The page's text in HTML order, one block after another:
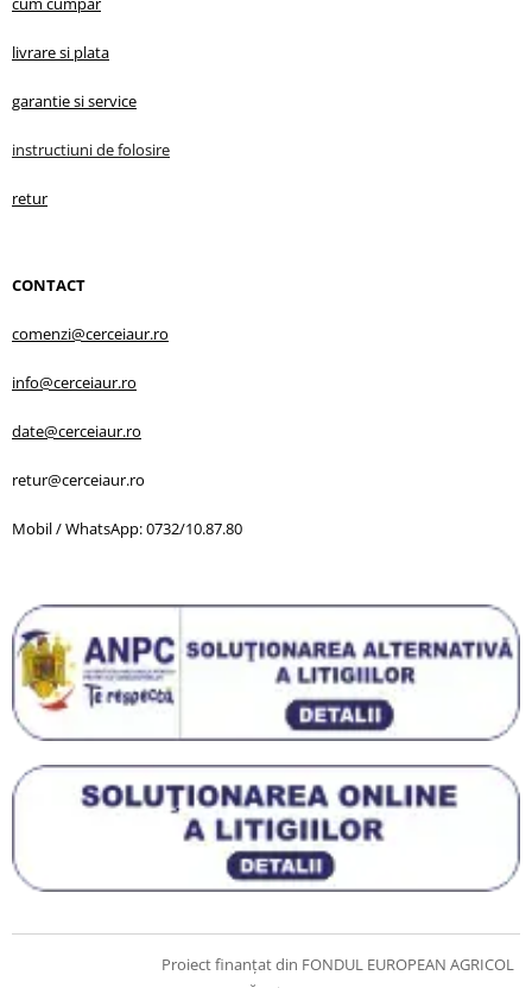
livrare si plata
garantiesi service
instructiuni de folosire
retur
CONTACT
comenzi@cerceiaur.ro
info@cerceiaur.ro
date@cerceiaur.ro
retur@cerceiaur.ro
Mobil / WhatsApp: 0732/10.87.80
Proiect finanțat din FONDUL EUROPEAN AGRICOL